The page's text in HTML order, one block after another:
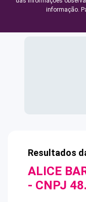
informação.
Resultados
ALICE
- CNPJ